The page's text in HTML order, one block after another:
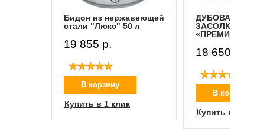
Бидон из нержавеющей
стали "Люкс" 50 л
19 855 p.
В корзину
Купить в 1 клик
ДУБОВАЯ БОЧКА
ЗАСОЛКИ 100 Л
«ПРЕМИУМ»
18 650 p.
В корзину
Купить в 1 клик